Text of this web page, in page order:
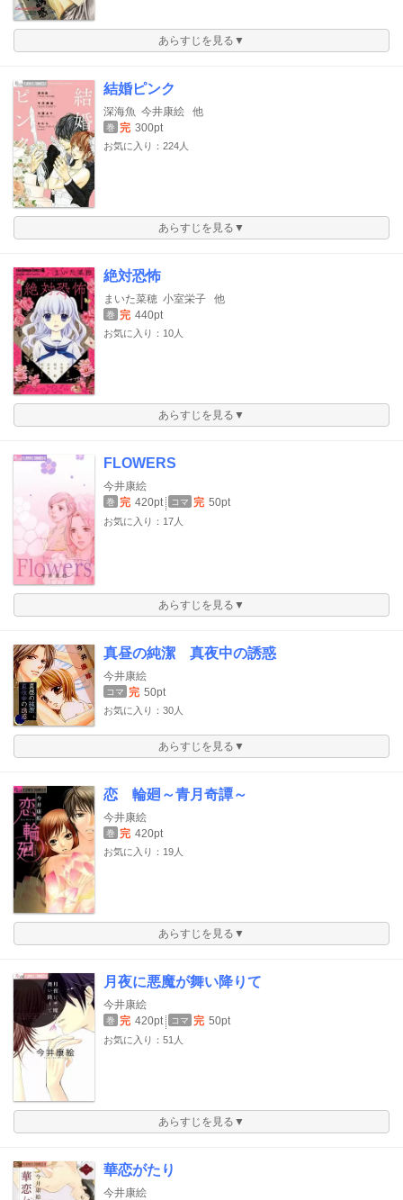
あらすじを見る▼
結婚ピンク
深海魚 今井康絵 他
巻 完 300pt
お気に入り：224人
あらすじを見る▼
絶対恐怖
まいた菜穂 小室栄子 他
巻 完 440pt
お気に入り：10人
あらすじを見る▼
FLOWERS
今井康絵
巻 完 420pt コマ 完 50pt
お気に入り：17人
あらすじを見る▼
真昼の純潔 真夜中の誘惑
今井康絵
コマ 完 50pt
お気に入り：30人
あらすじを見る▼
恋 輪廻～青月奇譚～
今井康絵
巻 完 420pt
お気に入り：19人
あらすじを見る▼
月夜に悪魔が舞い降りて
今井康絵
巻 完 420pt コマ 完 50pt
お気に入り：51人
あらすじを見る▼
華恋がたり
今井康絵